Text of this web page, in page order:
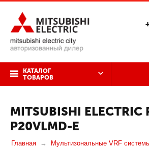
КАТАЛОГ
ТОВАРОВ
MITSUBISHI ELECTRIC
P20VLMD-E
Главная
Мультизональные VRF